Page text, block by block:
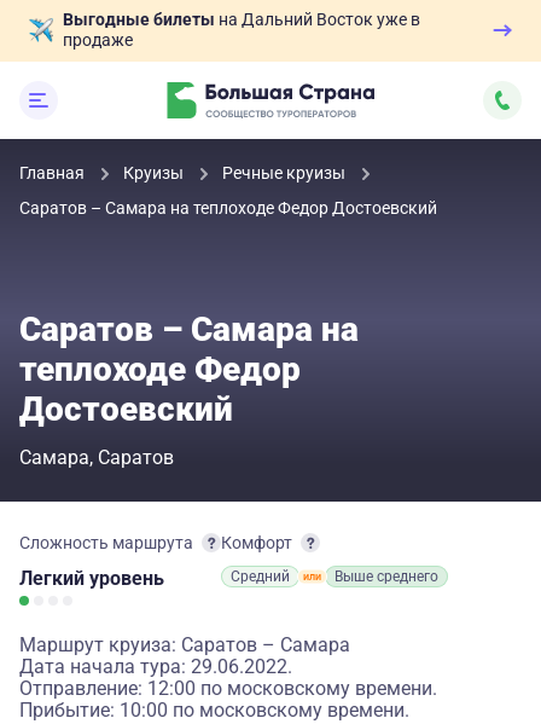
Выгодные билеты на Дальний Восток уже в
продаже
Главная Круизы
Речные круизы
Саратов – Самара на теплоходе Федор Достоевский
Саратов – Самара на
теплоходе Федор
Достоевский
Самара Саратов
Сложность маршрута
Легкий уровень
Комфорт
Средний Выше среднего
Маршрут круиза: Саратов – Самара
Дата начала тура: 29.06.2022.
Отправление: 12:00 по московскому времени.
Прибытие: 10:00 по московскому времени.